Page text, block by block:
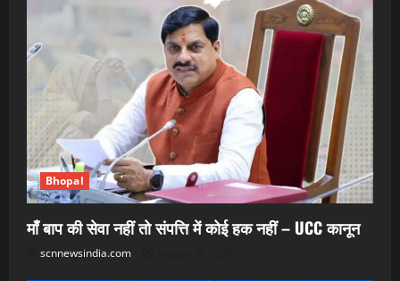
Bhopal
माँ बाप की सेवा नहीं तो संपत्ति में कोई हक नहीं – UCC कानून
scnnewsindia.com